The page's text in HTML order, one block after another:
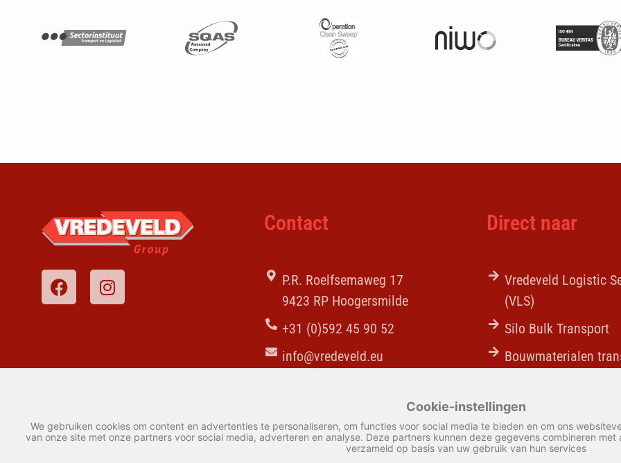
Contact
P.R. Roelfsemaweg 17
9423 RP Hoogersmilde
+31 (0)592 45 90 52
info@vredeveld.eu
Direct naar
Vredeveld Logistic
(VLS)
Silo Bulk Transport
Bouwmaterialen
Cookie-instellingen
We gebruiken cookies om content en advertenties te personaliseren, om functies voor social media te bieden en om ons
van onze site met onze partners voor social media, adverteren en analyse. Deze partners kunnen deze gegevens combineren
verzameld op basis van uw gebruik van hun services